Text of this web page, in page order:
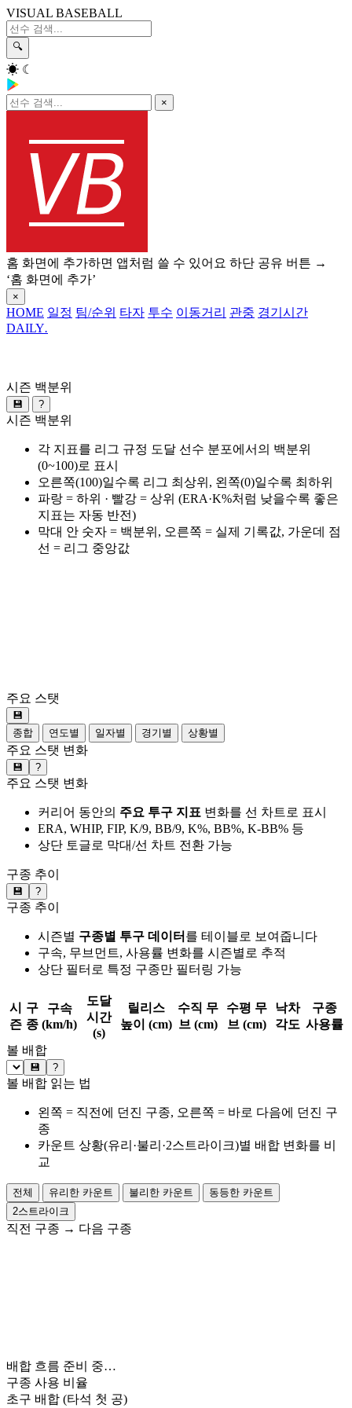
VISUAL BASEBALL
🔍
☀ ☾
×
홈 화면에 추가하면 앱처럼 쓸 수 있어요 하단 공유 버튼 →
‘홈 화면에 추가’
×
HOME 일정 팀/순위 타자 투수 이동거리 관중 경기시간
DAILY.
시즌 백분위
💾 ?
시즌 백분위
각 지표를 리그 규정 도달 선수 분포에서의 백분위
(0~100)로 표시
오른쪽(100)일수록 리그 최상위, 왼쪽(0)일수록 최하위
파랑 = 하위 · 빨강 = 상위 (ERA·K%처럼 낮을수록 좋은
지표는 자동 반전)
막대 안 숫자 = 백분위, 오른쪽 = 실제 기록값, 가운데 점
선 = 리그 중앙값
주요 스탯
💾
종합
연도별 일자별 경기별 상황별
주요 스탯 변화
💾 ?
주요 스탯 변화
커리어 동안의 주요 투구 지표 변화를 선 차트로 표시
ERA, WHIP, FIP, K/9, BB/9, K%, BB%, K-BB% 등
상단 토글로 막대/선 차트 전환 가능
구종 추이
💾 ?
구종 추이
시즌별 구종별 투구 데이터 를 테이블로 보여줍니다
구속, 무브먼트, 사용률 변화를 시즌별로 추적
상단 필터로 특정 구종만 필터링 가능
시
즌
구
종
구속
(km/h)
도달
시간
(s)
릴리스
높이 (cm)
수직 무
브 (cm)
수평 무
브 (cm)
낙차
각도
구종
사용률
볼 배합
💾 ?
볼 배합 읽는 법
왼쪽 = 직전에 던진 구종, 오른쪽 = 바로 다음에 던진 구
종
카운트 상황(유리·불리·2스트라이크)별 배합 변화를 비
교
전체 유리한 카운트 불리한 카운트
동등한 카운트
2스트라이크
직전 구종 → 다음 구종
배합 흐름 준비 중…
구종 사용 비율
초구 배합 (타석 첫 공)